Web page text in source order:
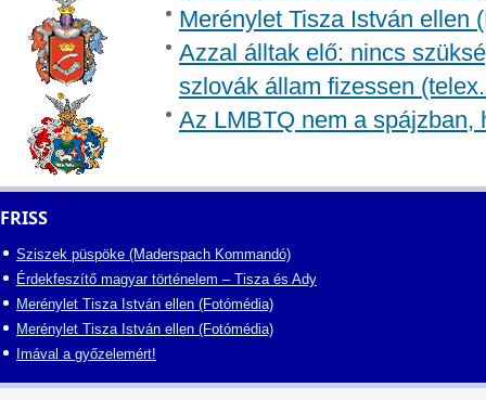
Merénylet Tisza István ellen
Azzal álltak elő: nincs
szlovák állam fizessen
Az LMBTQ nem a spájzban,
FRISS
Sziszek püspöke (Maderspach Kommandó)
Érdekfeszítő magyar történelem – Tisza és Ady
Merénylet Tisza István ellen (Fotómédia)
Merénylet Tisza István ellen (Fotómédia)
Imával a győzelemért!